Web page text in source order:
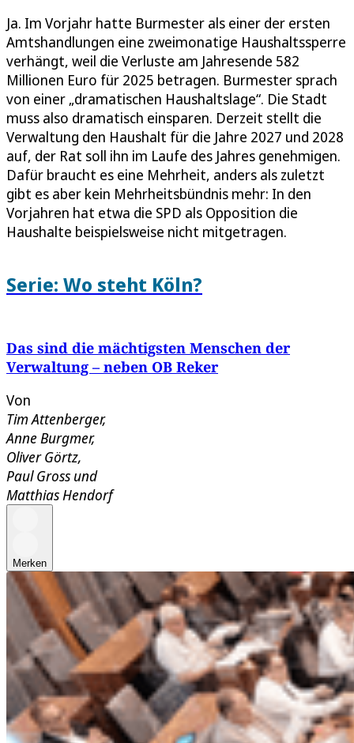
Ja. Im Vorjahr hatte Burmester als einer der ersten
Amtshandlungen eine zweimonatige Haushaltssperre
verhängt, weil die Verluste am Jahresende 582
Millionen Euro für 2025 betragen. Burmester sprach
von einer „dramatischen Haushaltslage“. Die Stadt
muss also dramatisch einsparen. Derzeit stellt die
Verwaltung den Haushalt für die Jahre 2027 und 2028
auf, der Rat soll ihn im Laufe des Jahres genehmigen.
Dafür braucht es eine Mehrheit, anders als zuletzt
gibt es aber kein Mehrheitsbündnis mehr: In den
Vorjahren hat etwa die SPD als Opposition die
Haushalte beispielsweise nicht mitgetragen.
Serie: Wo steht Köln?
Das sind die mächtigsten Menschen der
Verwaltung – neben OB Reker
Von
Tim Attenberger,
Anne Burgmer,
Oliver Görtz,
Paul Gross und
Matthias Hendorf
Merken